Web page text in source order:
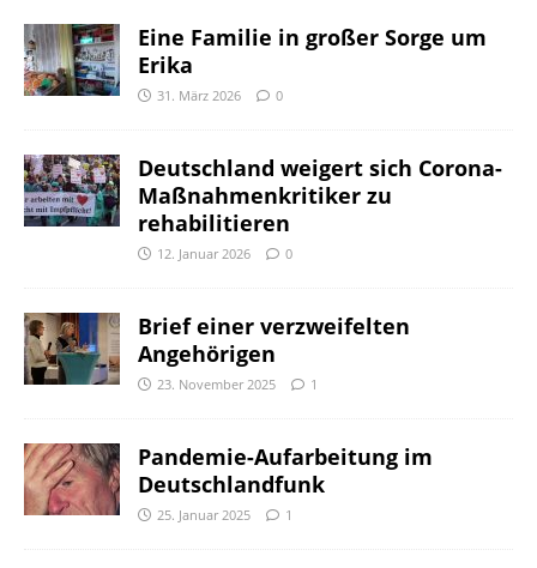
Eine Familie in großer Sorge um
Erika
31. März 2026 0
Deutschland weigert sich Corona-
Maßnahmenkritiker zu
rehabilitieren
12. Januar 2026 0
Brief einer verzweifelten
Angehörigen
23. November 2025 1
Pandemie-Aufarbeitung im
Deutschlandfunk
25. Januar 2025 1